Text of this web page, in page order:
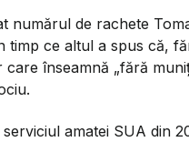
numărul de rachete
timp ce altul a spus că,
înseamnă „fără
amatei SUA din